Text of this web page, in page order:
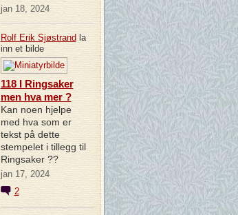
jan 18, 2024
Rolf Erik Sjøstrand la
inn et bilde
118 I Ringsaker
men hva mer ?
Kan noen hjelpe
med hva som er
tekst på dette
stempelet i tillegg til
Ringsaker ??
jan 17, 2024
2